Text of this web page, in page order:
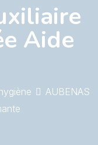
Aide
AUBENAS